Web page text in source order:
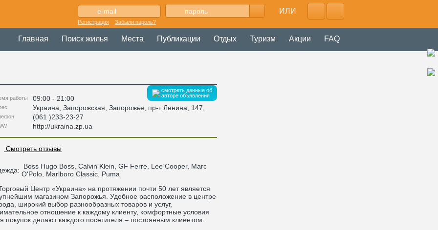
ИЛИ
Регистрация Забыли пароль?
Главная Поиск жилья Места Публикации Отдых Туризм Акции FAQ
смотреть данные об
авторе объявления
работы 09:00 - 21:00
Украина Запорожская , Запорожье, пр-т Ленина, 147
(061 )233-23-27
http://ukraina.zp.ua
Смотреть отзывы
Boss Hugo Boss, Calvin Klein, GF Ferre, Lee Cooper, Marc
O'Polo, Marlboro Classic, Puma
Центр «Украина» на протяжении почти 50 лет является
магазином Запорожья. Удобное расположение в центре
широкий выбор разнообразных товаров и услуг,
отношение к каждому клиенту, комфортные условия
покупок делают каждого посетителя – постоянным клиентом.